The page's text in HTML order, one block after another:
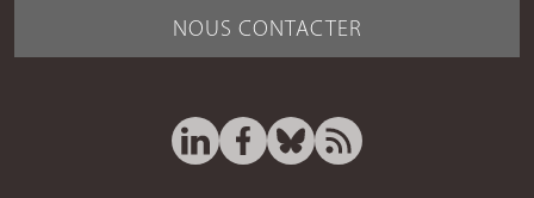
NOUS CONTACTER